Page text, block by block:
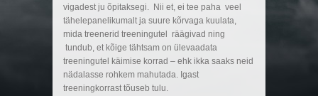
vigadest ju õpitaksegi. Nii et, ei tee paha veel
tähelepanelikumalt ja suure kõrvaga kuulata,
mida treenerid treeningutel räägivad ning
tundub, et kõige tähtsam on ülevaadata
treeningutel käimise korrad – ehk ikka saaks neid
nädalasse rohkem mahutada. Igast
treeningkorrast tõuseb tulu.